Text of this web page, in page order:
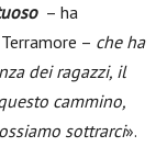
– ha
– che ha
dei ragazzi, il
cammino,
sottrarci».